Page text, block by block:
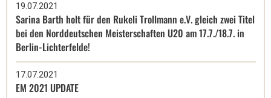
19.07.2021
Sarina Barth holt für den Rukeli Trollmann e.V. gleich zwei Titel
bei den Norddeutschen Meisterschaften U20 am 17.7./18.7. in
Berlin-Lichterfelde!
17.07.2021
EM 2021 UPDATE